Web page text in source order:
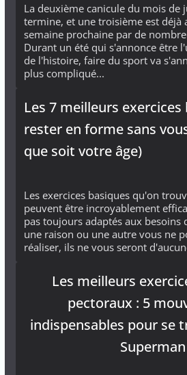
La deuxième canicule du mois de
termine, et une troisième est déjà
semaine prochaine par de
Durant un été qui s'annonce être
de l'histoire, faire du sport va
plus compliqué...
Les 7 meilleurs
rester en forme sans
que soit votre âge)
Les exercices basiques qu'on
peuvent être incroyablement
pas toujours adaptés aux besoins
une raison ou une autre vous ne
réaliser, ils ne vous seront
Les meilleurs
pectoraux : 5
indispensables pour se
Superman